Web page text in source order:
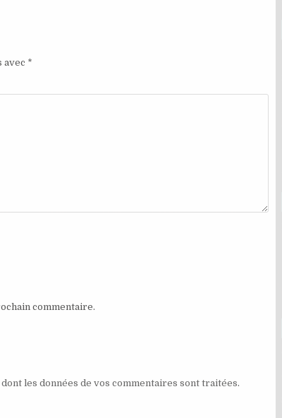
avec *
commentaire.
les données de vos commentaires sont traitées.